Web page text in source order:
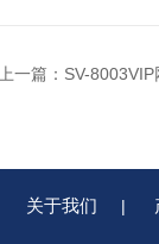
上一篇： SV-
关于我们 |